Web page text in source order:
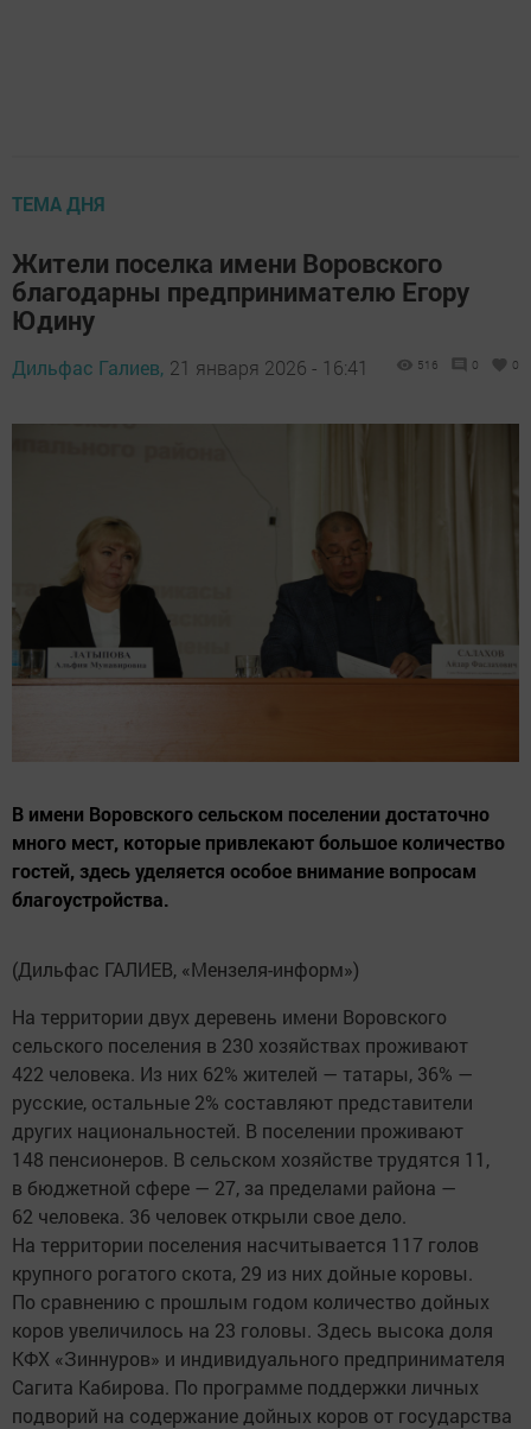
ТЕМА ДНЯ
Жители поселка имени Воровского
благодарны предпринимателю Егору
Юдину
Дильфас Галиев, 21 января 2026 - 16:41 516 0 0
В имени Воровского сельском поселении достаточно
много мест, которые привлекают большое количество
гостей, здесь уделяется особое внимание вопросам
благоустройства.
(Дильфас ГАЛИЕВ, «Мензеля-информ»)
На территории двух деревень имени Воровского
сельского поселения в 230 хозяйствах проживают
422 человека. Из них 62% жителей — татары, 36% —
русские, остальные 2% составляют представители
других национальностей. В поселении проживают
148 пенсионеров. В сельском хозяйстве трудятся 11,
в бюджетной сфере — 27, за пределами района —
62 человека. 36 человек открыли свое дело.
На территории поселения насчитывается 117 голов
крупного рогатого скота, 29 из них дойные коровы.
По сравнению с прошлым годом количество дойных
коров увеличилось на 23 головы. Здесь высока доля
КФХ «Зиннуров» и индивидуального предпринимателя
Сагита Кабирова. По программе поддержки личных
подворий на содержание дойных коров от государства